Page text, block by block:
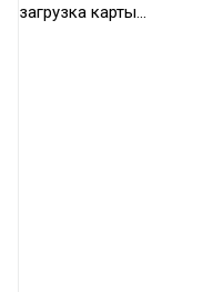
загрузка карты...